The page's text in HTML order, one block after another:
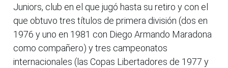
Juniors, club en el que jugó hasta su retiro y con el
que obtuvo tres títulos de primera división (dos en
1976 y uno en 1981 con Diego Armando Maradona
como compañero) y tres campeonatos
internacionales (las Copas Libertadores de 1977 y